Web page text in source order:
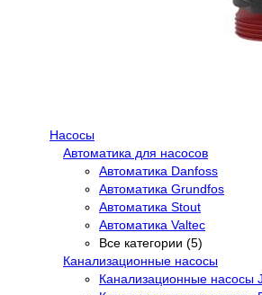
Насосы
Автоматика для насосов
Автоматика Danfoss
Автоматика Grundfos
Автоматика Stout
Автоматика Valtec
Все категории (5)
Канализационные насосы
Канализационные насосы